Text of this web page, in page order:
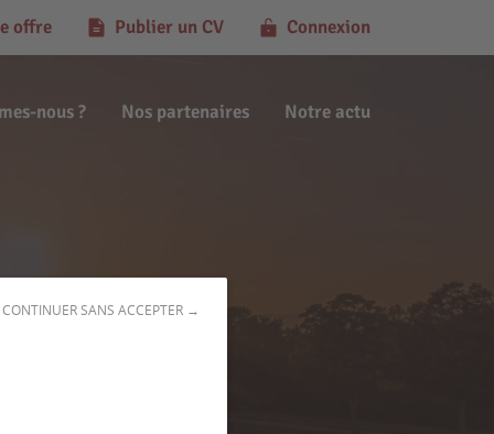
CONTINUER SANS ACCEPTER →
nous ? Nos partenaires Notre actu
offre Publier un CV Connexion